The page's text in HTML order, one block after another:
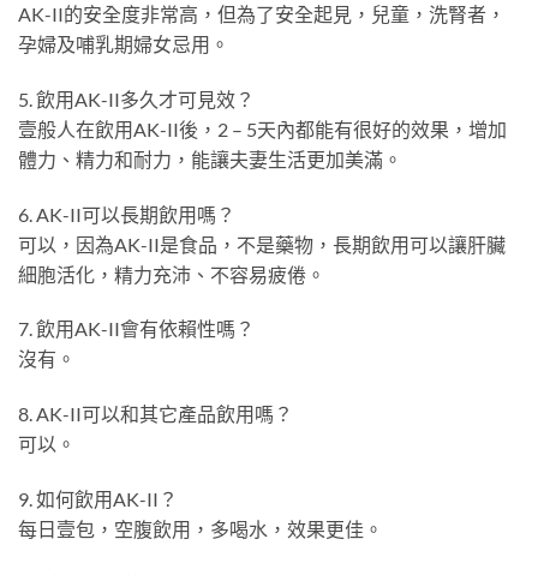
AK-II的安全度非常高，但為了安全起見，兒童，洗腎者，
孕婦及哺乳期婦女忌用。
5. 飲用AK-II多久才可見效？
壹般人在飲用AK-II後，2 – 5天內都能有很好的效果，增加
體力、精力和耐力，能讓夫妻生活更加美滿。
6. AK-II可以長期飲用嗎？
可以，因為AK-II是食品，不是藥物，長期飲用可以讓肝臟
細胞活化，精力充沛、不容易疲倦。
7. 飲用AK-II會有依賴性嗎？
沒有。
8. AK-II可以和其它產品飲用嗎？
可以。
9. 如何飲用AK-II？
每日壹包，空腹飲用，多喝水，效果更佳。